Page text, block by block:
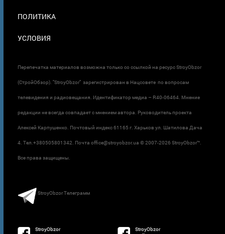
ПОЛИТИКА
УСЛОВИЯ
Перепечатка материалов возможна только со ссылкой на ресурс StroyObzor
(СтройОбзор). "StroyObzor" зарегистрирован в Нацсовете по вопросам
телевидения и радиовещания. Идентификатор медиа – R40-06464. Мнение
редакции не всегда совпадает с мнением автора. Руководитель проекта
Алексей Карпушенко. Почтовый индекс 61165 г. Харьков ул. Шатилова Дача
4. Тел.+380505801342. Почта office@stroyobzor.ua © 2007-2026 StroyObzor™.
Все права защищены.
StroyObzor Телеграмм
StroyObzor StroyObzor